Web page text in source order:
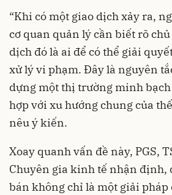
“Khi có một giao dịch xảy ra,
cơ quan quản lý cần biết rõ
dịch đó là ai để có thể giải
xử lý vi phạm. Đây là nguyên
dựng một thị trường minh
hợp với xu hướng chung của
nêu ý kiến.
Xoay quanh vấn đề này, PGS,
Chuyên gia kinh tế nhận định,
bán không chỉ là một giải pháp